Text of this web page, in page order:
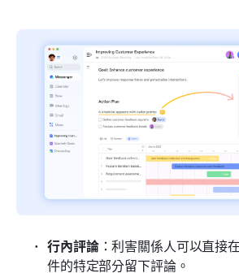
行內評論：利害關係人可以直接
件的特定部分留下評論。